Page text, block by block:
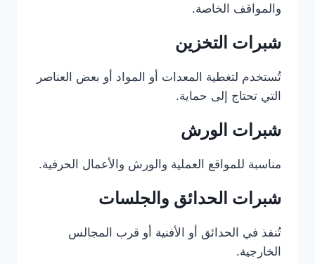
والمواقف الخاصة.
شبرات التخزين
تُستخدم لتغطية المعدات أو المواد أو بعض العناصر
التي تحتاج إلى حماية.
شبرات الورش
مناسبة للمواقع العملية والورش والأعمال الحرفية.
شبرات الحدائق والجلسات
تُنفذ في الحدائق أو الأفنية أو قرب المجالس
الخارجية.